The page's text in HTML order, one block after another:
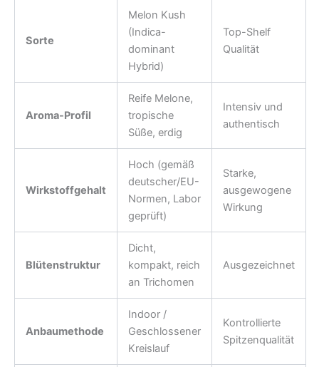
Sorte
Melon Kush
(Indica-
dominant
Hybrid)
Top-Shelf
Qualität
Aroma-Profil
Reife Melone,
tropische
Süße, erdig
Intensiv und
authentisch
Wirkstoffgehalt
Hoch (gemäß
deutscher/EU-
Normen, Labor
geprüft)
Starke,
ausgewogene
Wirkung
Blütenstruktur
Dicht,
kompakt, reich
an Trichomen
Ausgezeichnet
Anbaumethode
Indoor /
Geschlossener
Kreislauf
Kontrollierte
Spitzenqualität